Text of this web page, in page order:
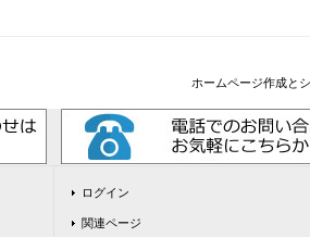
ホームページ作成と
ログイン
関連ページ